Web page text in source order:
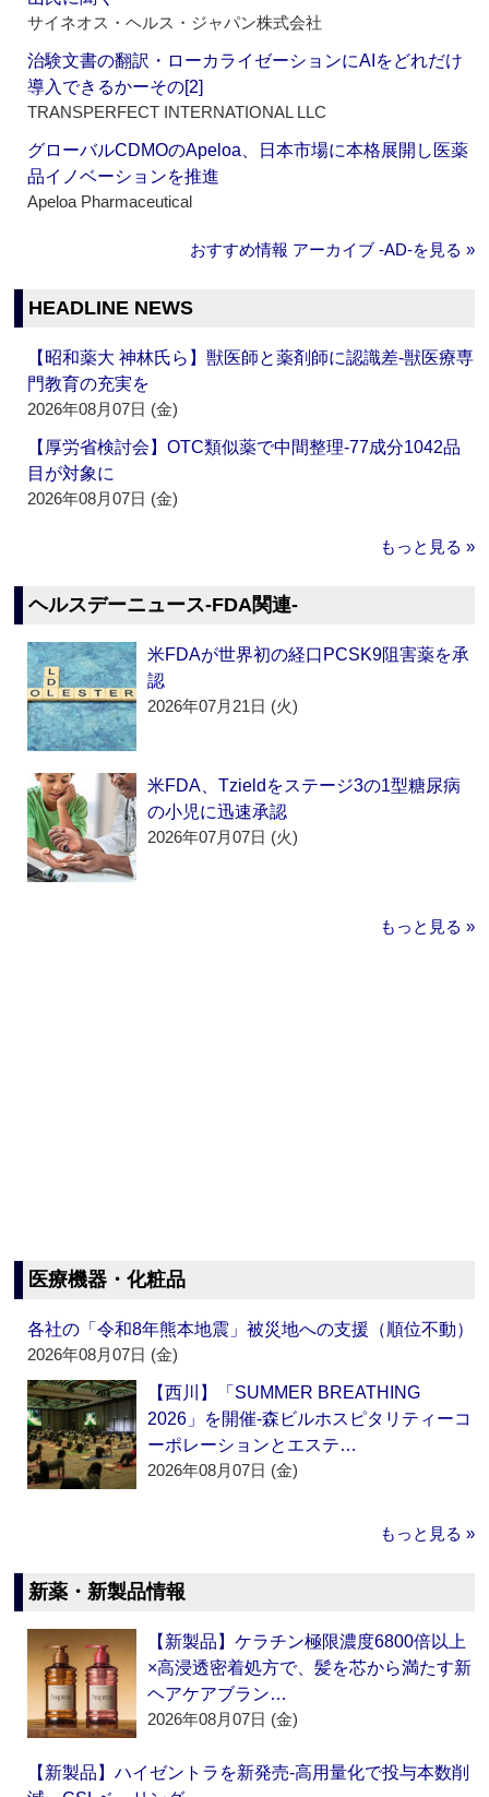
サイネオス・ヘルス・ジャパン株式会社
治験文書の翻訳・ローカライゼーションにAIをどれだけ
導入できるかーその[2]
TRANSPERFECT INTERNATIONAL LLC
グローバルCDMOのApeloa、日本市場に本格展開し医薬
品イノベーションを推進
Apeloa Pharmaceutical
おすすめ情報 アーカイブ ‐AD‐を見る »
HEADLINE NEWS
【昭和薬大 神林氏ら】獣医師と薬剤師に認識差‐獣医療専
門教育の充実を
2026年08月07日 (金)
【厚労省検討会】OTC類似薬で中間整理‐77成分1042品
目が対象に
2026年08月07日 (金)
もっと見る »
ヘルスデーニュース‐FDA関連‐
米FDAが世界初の経口PCSK9阻害薬を承
認
2026年07月21日 (火)
米FDA、Tzieldをステージ3の1型糖尿病
の小児に迅速承認
2026年07月07日 (火)
もっと見る »
医療機器・化粧品
各社の「令和8年熊本地震」被災地への支援（順位不動）
2026年08月07日 (金)
【西川】「SUMMER BREATHING
2026」を開催‐森ビルホスピタリティーコ
ーポレーションとエステ…
2026年08月07日 (金)
もっと見る »
新薬・新製品情報
【新製品】ケラチン極限濃度6800倍以上
×高浸透密着処方で、髪を芯から満たす新
ヘアケアブラン…
2026年08月07日 (金)
【新製品】ハイゼントラを新発売‐高用量化で投与本数削